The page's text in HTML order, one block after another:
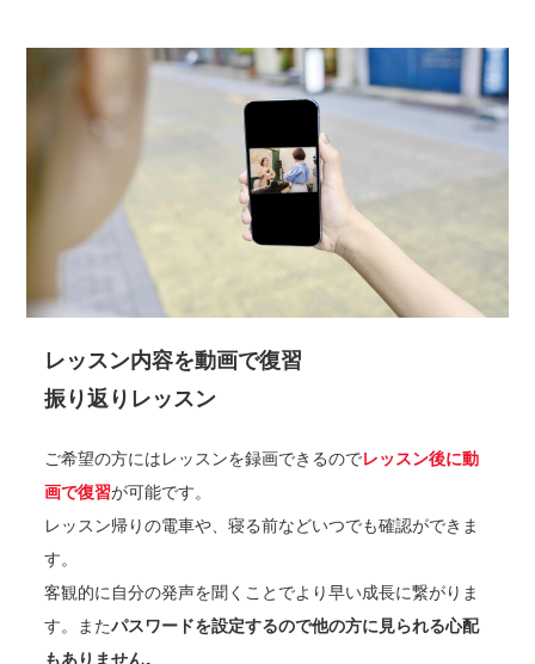
レッスン内容を動画で復習
振り返りレッスン
ご希望の方にはレッスンを録画できるのでレッスン後に動
画で復習が可能です。
レッスン帰りの電車や、寝る前などいつでも確認ができま
す。
客観的に自分の発声を聞くことでより早い成長に繋がりま
す。またパスワードを設定するので他の方に見られる心配
もありません。